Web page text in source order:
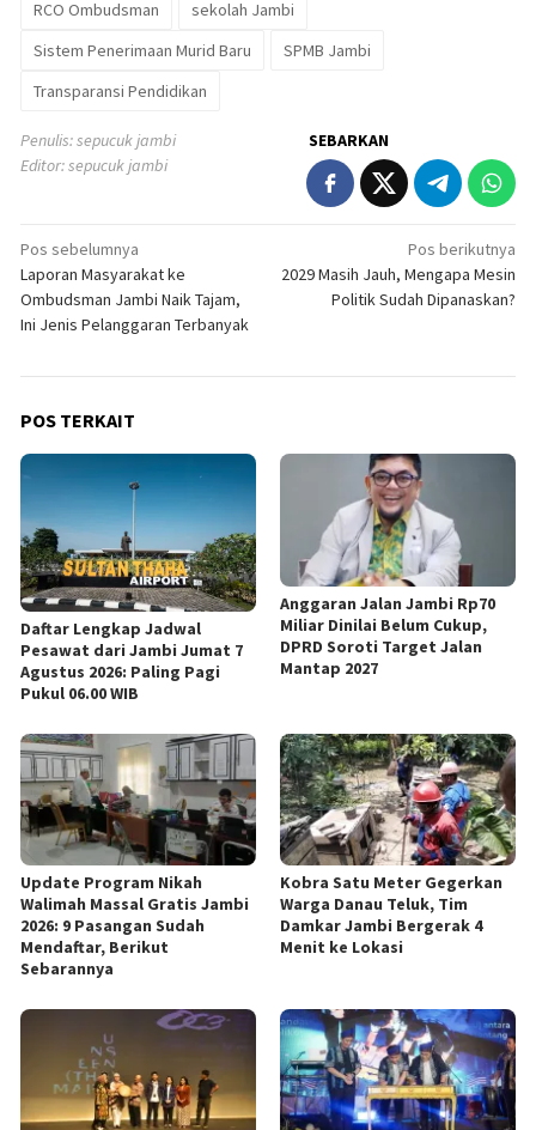
RCO Ombudsman
sekolah Jambi
Sistem Penerimaan Murid Baru
SPMB Jambi
Transparansi Pendidikan
Penulis: sepucuk jambi
Editor: sepucuk jambi
SEBARKAN
Navigasi
pos
Pos sebelumnya
Laporan Masyarakat ke
Ombudsman Jambi Naik Tajam,
Ini Jenis Pelanggaran Terbanyak
Pos berikutnya
2029 Masih Jauh, Mengapa Mesin
Politik Sudah Dipanaskan?
POS TERKAIT
Daftar Lengkap Jadwal
Pesawat dari Jambi Jumat 7
Agustus 2026: Paling Pagi
Pukul 06.00 WIB
Anggaran Jalan Jambi Rp70
Miliar Dinilai Belum Cukup,
DPRD Soroti Target Jalan
Mantap 2027
Update Program Nikah
Walimah Massal Gratis Jambi
2026: 9 Pasangan Sudah
Mendaftar, Berikut
Sebarannya
Kobra Satu Meter Gegerkan
Warga Danau Teluk, Tim
Damkar Jambi Bergerak 4
Menit ke Lokasi